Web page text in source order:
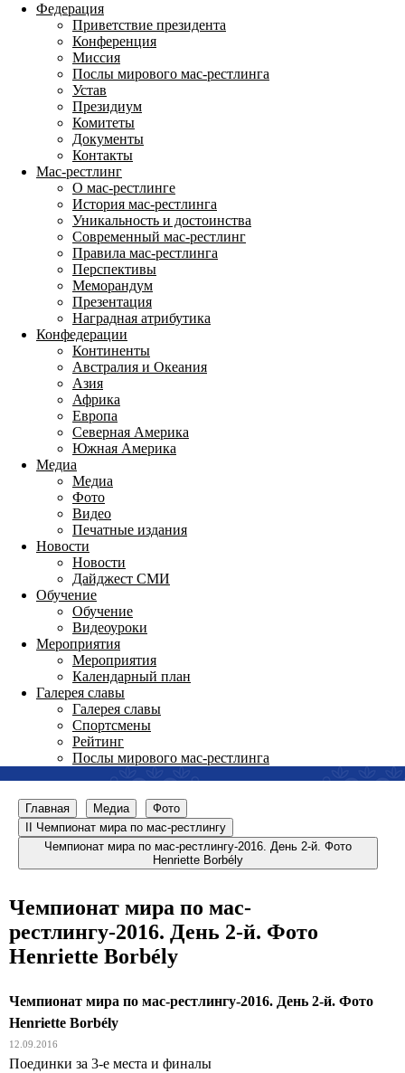
Федерация
Приветствие президента
Конференция
Миссия
Послы мирового мас-рестлинга
Устав
Президиум
Комитеты
Документы
Контакты
Мас-рестлинг
О мас-рестлинге
История мас-рестлинга
Уникальность и достоинства
Современный мас-рестлинг
Правила мас-рестлинга
Перспективы
Меморандум
Презентация
Наградная атрибутика
Конфедерации
Континенты
Австралия и Океания
Азия
Африка
Европа
Северная Америка
Южная Америка
Медиа
Медиа
Фото
Видео
Печатные издания
Новости
Новости
Дайджест СМИ
Обучение
Обучение
Видеоуроки
Мероприятия
Мероприятия
Календарный план
Галерея славы
Галерея славы
Спортсмены
Рейтинг
Послы мирового мас-рестлинга
Главная Медиа
Фото
II Чемпионат мира по мас-рестлингу
Чемпионат мира по мас-рестлингу-2016. День 2-й. Фото
Henriette Borbély
Чемпионат мира по мас-
рестлингу-2016. День 2-й. Фото
Henriette Borbély
Чемпионат мира по мас-рестлингу-2016. День 2-й. Фото
Henriette Borbély
12.09.2016
Поединки за 3-е места и финалы